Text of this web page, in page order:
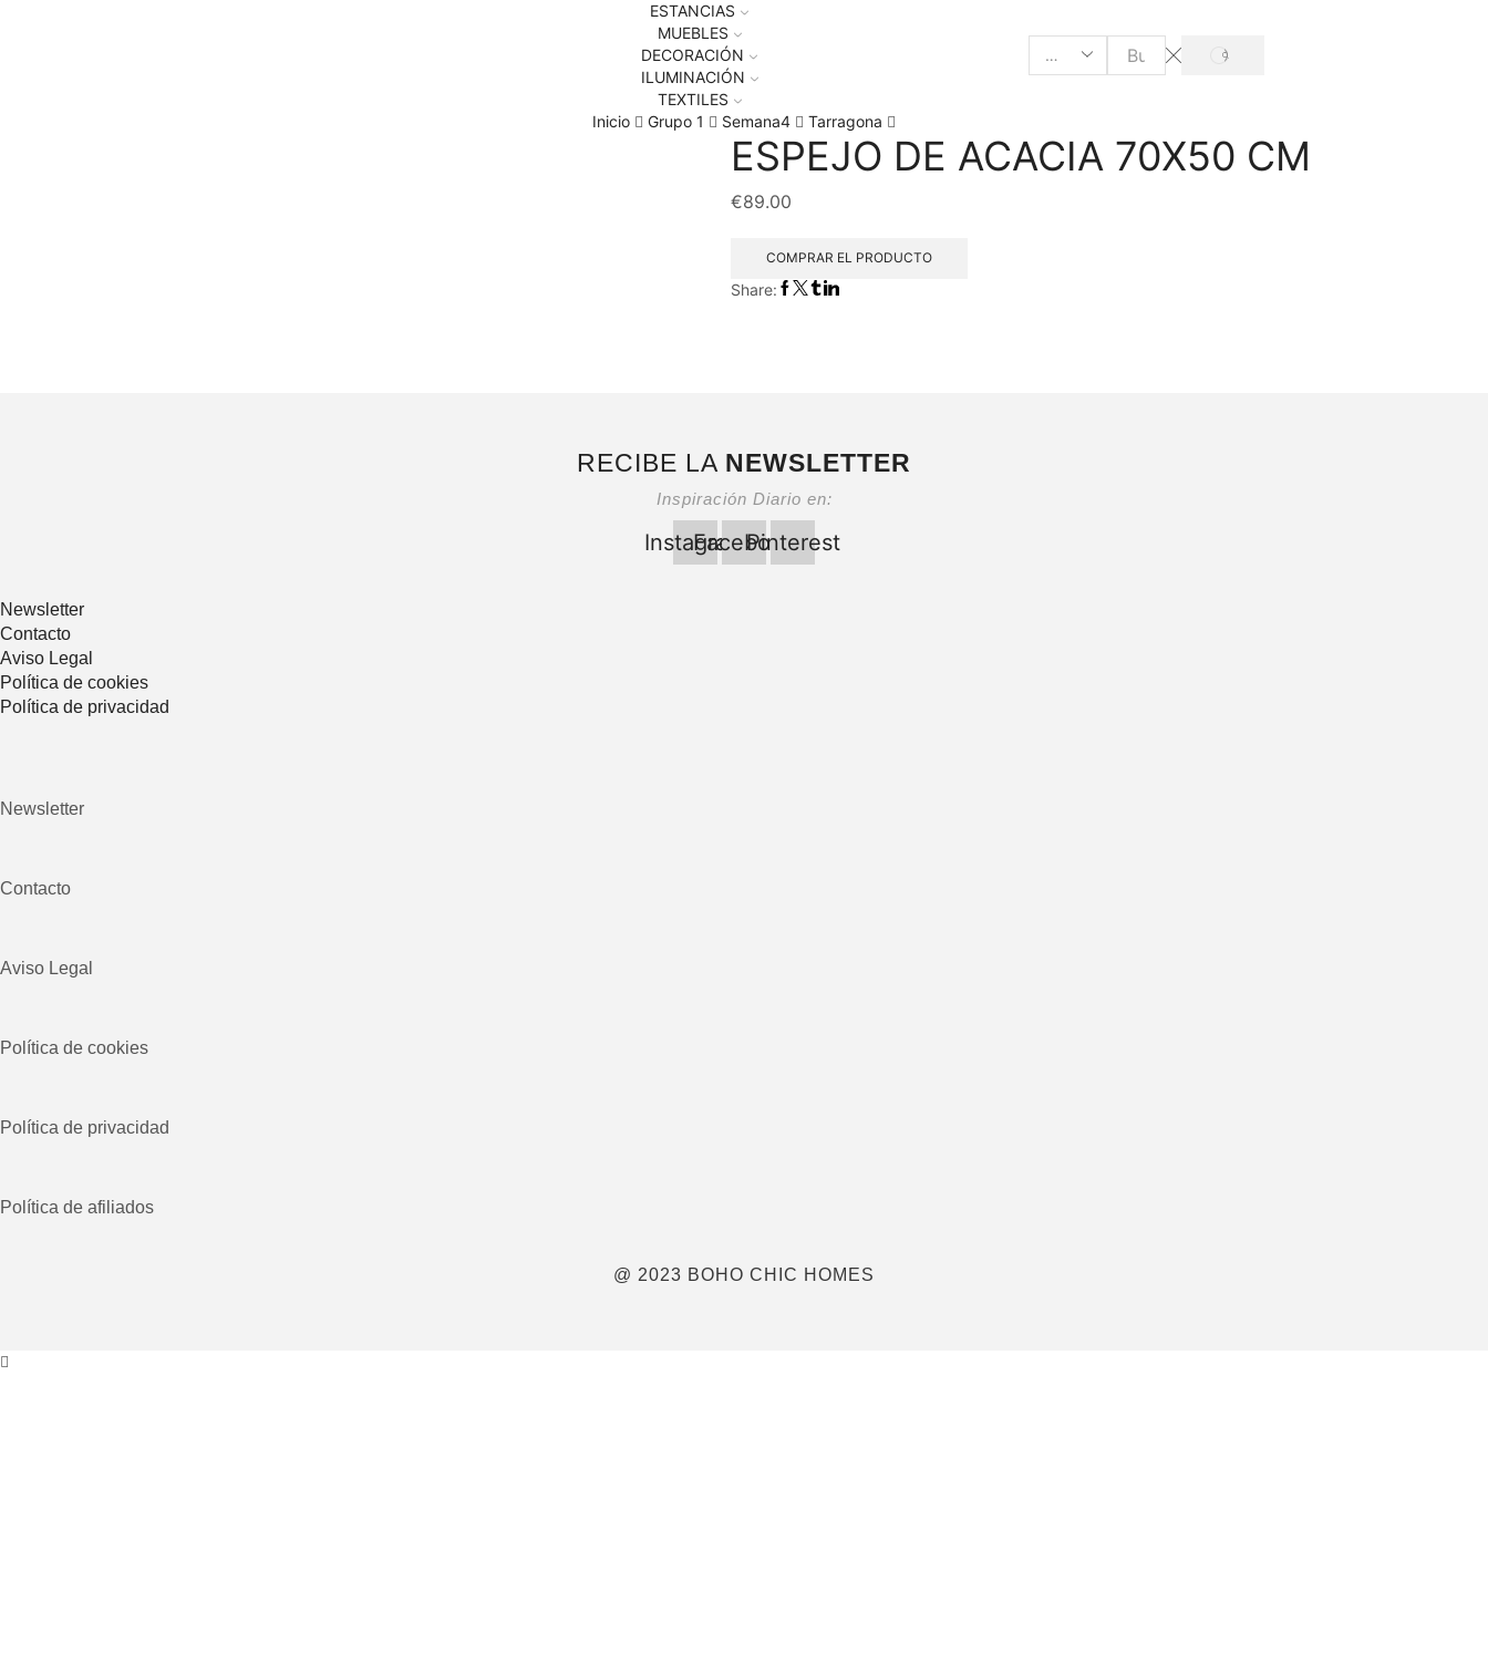
ESTANCIAS
MUEBLES
DECORACIÓN
ILUMINACIÓN
TEXTILES
Search
SEARCH
Inicio Grupo 1 Semana4 Tarragona
ESPEJO DE ACACIA 70X50 CM
€89.00
COMPRAR EL PRODUCTO
Share:
RECIBE LA NEWSLETTER
Inspiración Diario en:
Instagram
Facebook
Pinterest
Newsletter
Contacto
Aviso Legal
Política de cookies
Política de privacidad
Newsletter
Contacto
Aviso Legal
Política de cookies
Política de privacidad
Política de afiliados
@ 2023 BOHO CHIC HOMES